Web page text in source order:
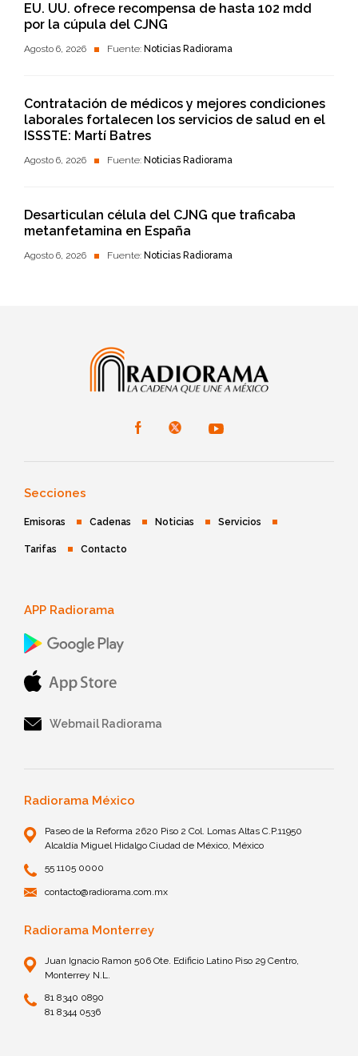
EU. UU. ofrece recompensa de hasta 102 mdd
por la cúpula del CJNG
Agosto 6, 2026 Fuente: Noticias Radiorama
Contratación de médicos y mejores condiciones
laborales fortalecen los servicios de salud en el
ISSSTE: Martí Batres
Agosto 6, 2026 Fuente: Noticias Radiorama
Desarticulan célula del CJNG que traficaba
metanfetamina en España
Agosto 6, 2026 Fuente: Noticias Radiorama
Secciones
Emisoras Cadenas Noticias Servicios
Tarifas Contacto
APP Radiorama
Webmail Radiorama
Radiorama México
Paseo de la Reforma 2620 Piso 2 Col. Lomas Altas C.P.11950
Alcaldía Miguel Hidalgo Ciudad de México, México
55 1105 0000
contacto@radiorama.com.mx
Radiorama Monterrey
Juan Ignacio Ramon 506 Ote. Edificio Latino Piso 29 Centro,
Monterrey N.L.
81 8340 0890
81 8344 0536